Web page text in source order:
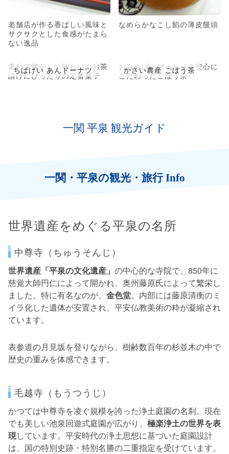
老舗店が作る香ばしい風味と
サクサクとした食感がたまら
ない逸品
なめらかなこし餡の薄皮饅頭
ちばけい あんドーナツ
素朴で懐かしい味わいのお茶
請けにぴったりの定番菓子
かさい農産 ごぼう茶
おみやげにぴったり！安心に
こだわったごぼう茶
一関 平泉 観光ガイド
一関・平泉の観光・旅行 Info
世界遺産をめぐる平泉の名所
中尊寺（ちゅうそんじ）
世界遺産「平泉の文化遺産」 の中心的な寺院で、850年に
慈覚大師円仁によって開かれ、奥州藤原氏によって繁栄し
ました。特に有名なのが、 金色堂。内部には藤原清衡のミ
イラ化した遺体が安置され、平安仏教美術の粋が凝縮され
ています。
表参道の月見坂を登りながら、樹齢数百年の杉並木の中で
歴史の重みを体感できます。
毛越寺（もうつうじ）
かつては中尊寺を凌ぐ規模を誇った浄土庭園の名刹。現在
でも美しい池泉回遊式庭園が広がり、 極楽浄土の世界を表
現しています。平安時代の浄土思想に基づいた庭園設計
は、国の特別史跡・特別名勝の二重指定を受けています。